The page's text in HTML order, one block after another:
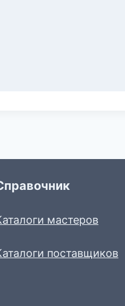
мастеров
поставщиков